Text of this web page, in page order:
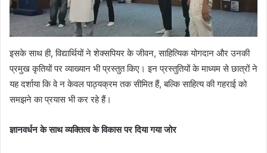
इसके साथ ही, विद्यार्थियों ने शेक्सपियर के जीवन, साहित्यिक योगदान और उनकी
प्रमुख कृतियों पर व्याख्यान भी प्रस्तुत किए। इन प्रस्तुतियों के माध्यम से छात्रों ने
यह दर्शाया कि वे न केवल पाठ्यक्रम तक सीमित हैं, बल्कि साहित्य की गहराई को
समझने का प्रयास भी कर रहे हैं।
ज्ञानवर्धन के साथ व्यक्तित्व के विकास पर दिया गया जोर